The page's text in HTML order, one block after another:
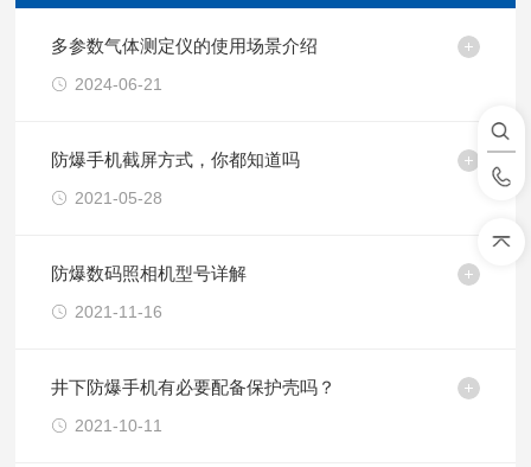
多参数气体测定仪的使用场景介绍
2024-06-21
防爆手机截屏方式，你都知道吗
2021-05-28
防爆数码照相机型号详解
2021-11-16
井下防爆手机有必要配备保护壳吗？
2021-10-11